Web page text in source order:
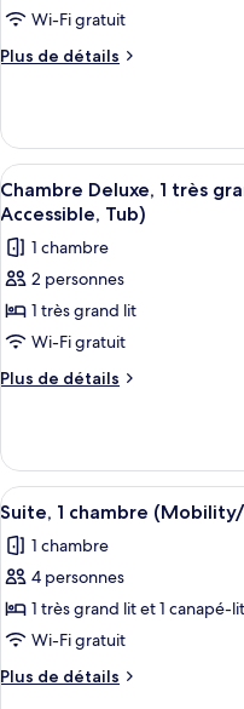
très
grand
lit
pour
ce
chambre :
Chambre
Deluxe,
2
grands
lits
Wi-Fi gratuit
Plus de détails
Plus
le
type
de
chambre
Deluxe,
2
grands
lits
Afficher
toutes
les
photos
pour
ce
type
de
Deluxe,
très
grand
lit
(Mobility/Hearing
Accessible,
Tub)
5
Chambre Deluxe, 1 très
Accessible, Tub)
1 chambre
2 personnes
1 très grand lit
Wi-Fi gratuit
Plus de détails
Plus
le
type
de
Chambre
Deluxe,
très
grand
(Mobility/Hearing
Afficher
toutes
les
photos
pour
ce
type
de
4
Suite, 1 chambre
1 chambre
4 personnes
1 très grand lit et 1 canapé-
Wi-Fi gratuit
Plus de détails
Plus